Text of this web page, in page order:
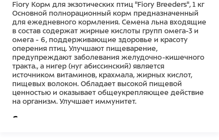
Fiory Корм для экзотических птиц "Fiory Breeders", 1 кг
Основной полнорационный корм предназначенный
для ежедневного кормления. Семена льна входящие
в состав содержат жирные кислоты групп омега-3 и
омега - 6, поддерживающие здоровье и красоту
оперения птиц. Улучшают пищеварение,
предупреждают заболевания желудочно-кишечного
тракта., а нигер (нуг абиссинский) является
источником витаминов, крахмала, жирных кислот,
пищевых волокон. Обладает высокой пищевой
ценностью и оказывает общеукрепляющее действие
на организм. Улучшает иммунитет.
Состав